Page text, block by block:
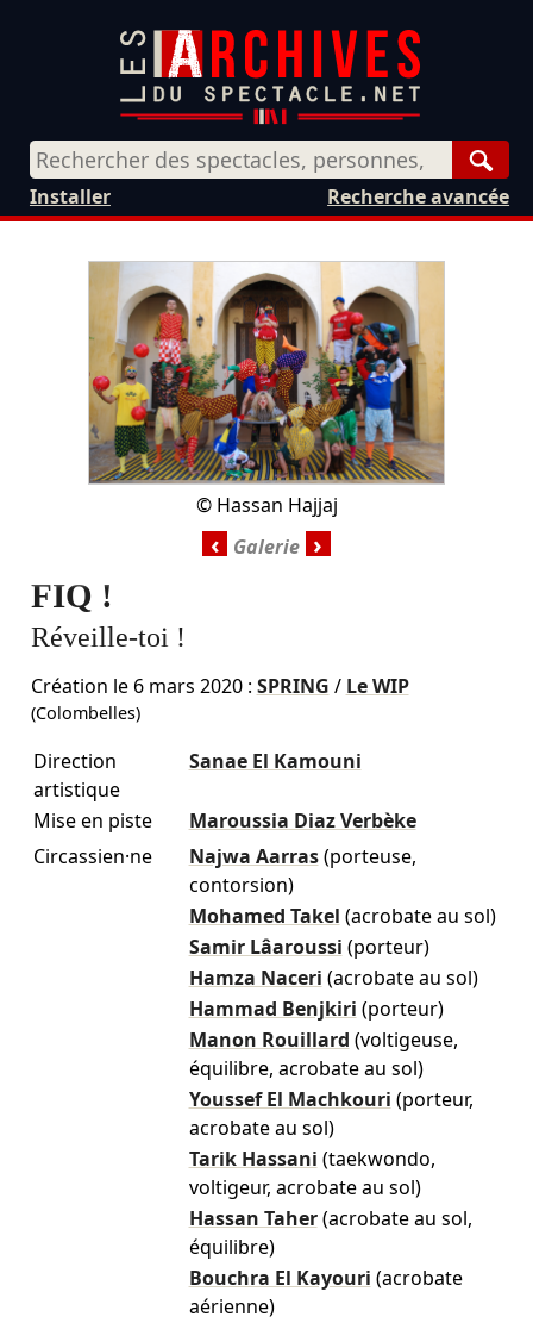
Recherche avancée
Installer
© Hassan Hajjaj
‹ ›
FIQ !
Réveille-toi !
Création le 6 mars 2020: SPRING / Le WIP
(Colombelles)
Direction
artistique
Sanae El Kamouni
Mise en piste
Maroussia Diaz Verbèke
Circassien·ne
Najwa Aarras (porteuse,
contorsion)
Mohamed Takel (acrobate au sol)
Samir Lâaroussi (porteur)
Hamza Naceri (acrobate au sol)
Hammad Benjkiri (porteur)
Manon Rouillard (voltigeuse,
équilibre, acrobate au sol)
Youssef El Machkouri (porteur,
acrobate au sol)
Tarik Hassani (taekwondo,
voltigeur, acrobate au sol)
Hassan Taher (acrobate au sol,
équilibre)
Bouchra El Kayouri (acrobate
aérienne)